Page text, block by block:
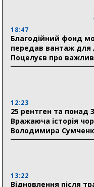
21:01
До 19 400 гривень
Сумщини пояснив,
Пенсійному фонді
людям
18:47
Благодійний фонд
передав вантаж для
Поцелуєв про
12:23
25 рентген та понад
Вражаюча історія
Володимира
13:22
Відновлення після